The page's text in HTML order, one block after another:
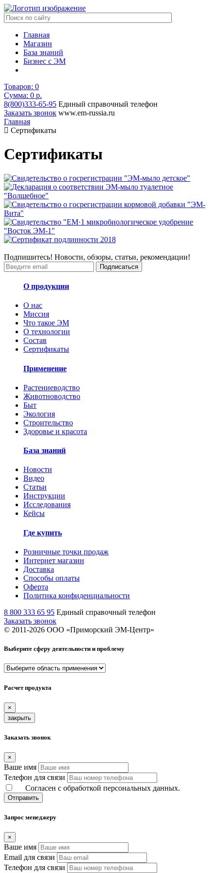
Главная
Магазин
База знаний
Бизнес с ЭМ
Товаров: 0
Сумма: 0 р.
8(800)333-65-95 Единый справочный телефон
Заказать звонок www.em-russia.ru
Главная
Сертификаты
Сертификаты
Подпишитесь! Новости, обзоры, статьи, рекомендации!
Подписаться
О продукции
О нас
Миссия
Что такое ЭМ
О технологии
Состав
Сертификаты
Применение
Растениеводство
Животноводство
Быт
Экология
Строительство
Здоровье и красота
База знаний
Новости
Видео
Статьи
Инструкции
Исследования
Кейсы
Где купить
Розничные точки продаж
Интернет магазин
Доставка
Способы оплаты
Оферта
Политика конфиденциальности
8 800 333 65 95 Единый справочный телефон
Заказать звонок
© 2011-2026 ООО «Приморский ЭМ-Центр»
Выберите сферу деятельности и проблему
Расчет продукта
×
закрыть
Заказать звонок
×
Ваше имя
Телефон для связи
Согласен с обработкой персональных данных.
Отправить
Запрос менеджеру
×
Ваше имя
Email для связи
Телефон для связи